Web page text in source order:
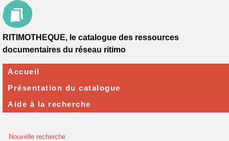
Nouvelle recherche
RITIMOTHEQUE, le catalogue des ressources
documentaires du réseau ritimo
Accueil
Présentation du catalogue
Aide à la recherche